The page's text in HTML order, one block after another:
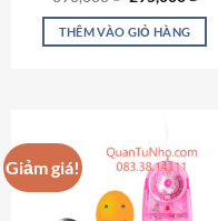
hạng4.90
5 sao là:
390,000 ₫.
tại
THÊM VÀO GIỎ HÀNG
Giảm giá!